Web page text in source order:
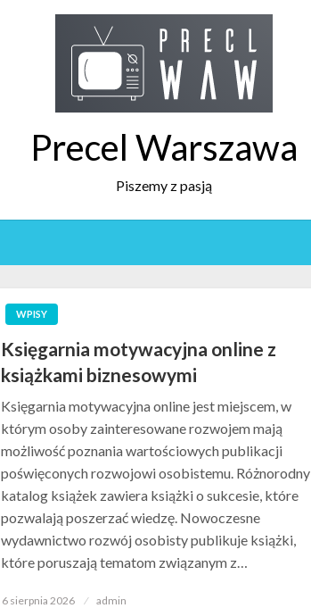
Precel Warszawa
Piszemy z pasją
WPISY
Księgarnia motywacyjna online z
książkami biznesowymi
Księgarnia motywacyjna online jest miejscem, w
którym osoby zainteresowane rozwojem mają
możliwość poznania wartościowych publikacji
poświęconych rozwojowi osobistemu. Różnorodny
katalog książek zawiera książki o sukcesie, które
pozwalają poszerzać wiedzę. Nowoczesne
wydawnictwo rozwój osobisty publikuje książki,
które poruszają tematom związanym z…
Opublikowane
6 sierpnia 2026 admin